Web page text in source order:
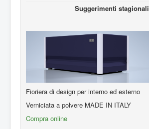
Suggerimenti stagionali
Fioriera di design per interno ed esterno
Verniciata a polvere MADE IN ITALY
Compra online